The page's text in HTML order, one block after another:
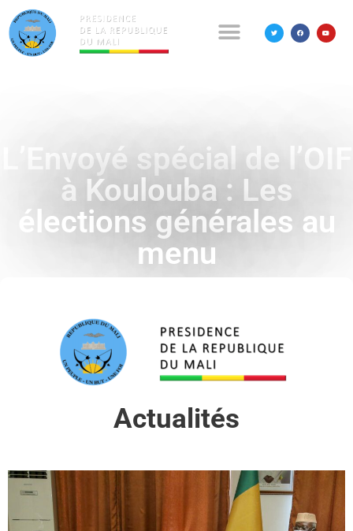
L’Envoyé spécial de l’OIF
à Koulouba : Les
élections générales au
menu
Actualités